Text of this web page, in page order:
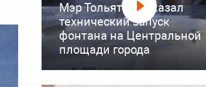
Мэр Тольятти показал
технический запуск
фонтана на Центральной
площади города